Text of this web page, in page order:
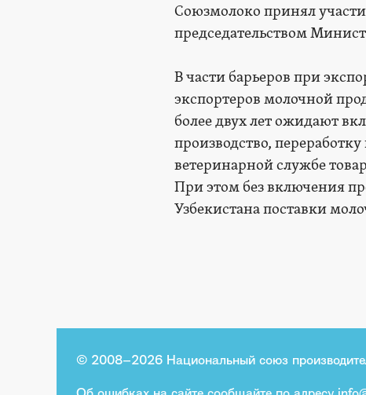
Союзмолоко принял
председательством
В части барьеров при
экспортеров молочной
более двух лет ожидают
производство,
ветеринарной службе
При этом без включения
Узбекистана поставки
© 2008–2026 Национальный союз